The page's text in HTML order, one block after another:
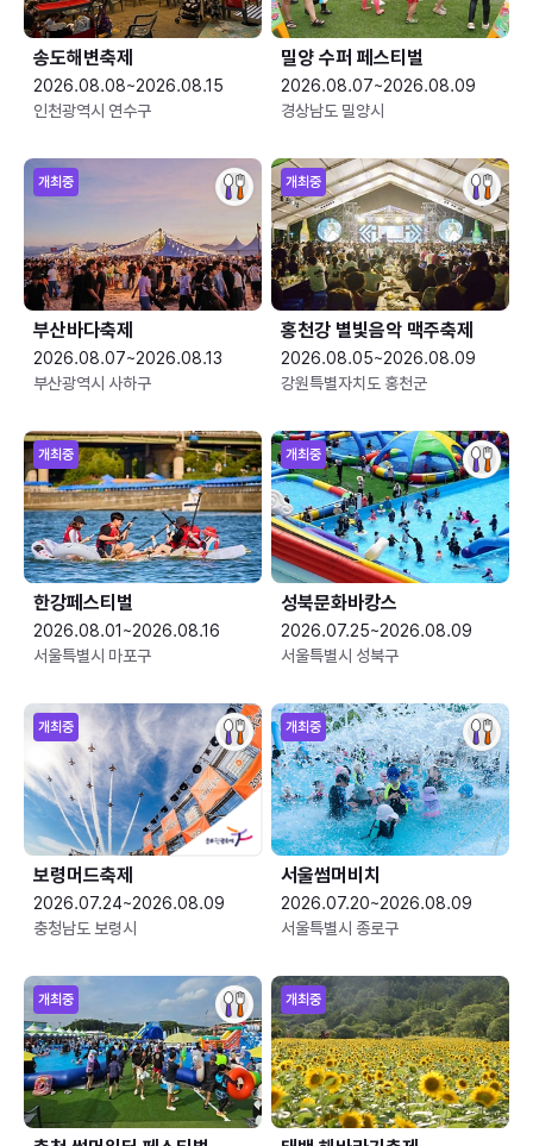
송도해변축제
2026.08.08~2026.08.15
인천광역시 연수구
밀양 수퍼 페스티벌
2026.08.07~2026.08.09
경상남도 밀양시
개최중
부산바다축제
2026.08.07~2026.08.13
부산광역시 사하구
개최중
홍천강 별빛음악 맥주축제
2026.08.05~2026.08.09
강원특별자치도 홍천군
개최중
한강페스티벌
2026.08.01~2026.08.16
서울특별시 마포구
개최중
성북문화바캉스
2026.07.25~2026.08.09
서울특별시 성북구
개최중
보령머드축제
2026.07.24~2026.08.09
충청남도 보령시
개최중
서울썸머비치
2026.07.20~2026.08.09
서울특별시 종로구
개최중 개최중